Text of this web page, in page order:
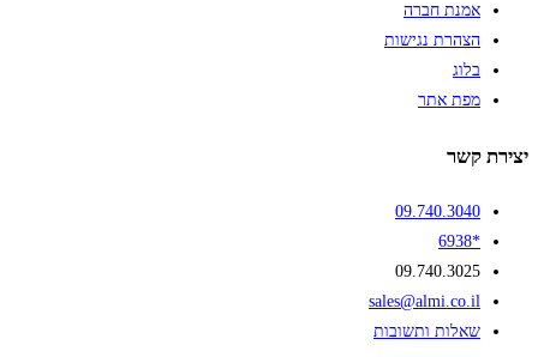
אמנת חברה
הצהרת נגישות
בלוג
מפת אתר
יצירת קשר
09.740.3040
*6938
09.740.3025
sales@almi.co.il
שאלות ותשובות